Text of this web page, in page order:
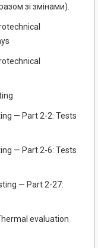
зі змінами).
— Part 2-2: Tests
— Part 2-6: Tests
— Part 2-27:
evaluation